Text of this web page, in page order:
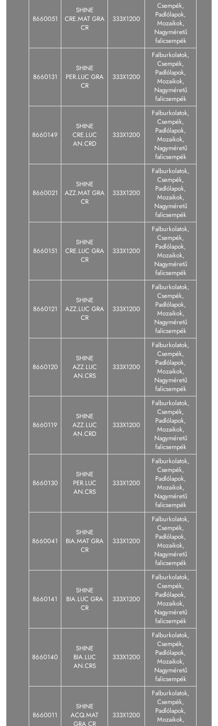
8660051
SHINE
CRE.MAT GRA
CR
333X1200
Csempék,
Padlólapok,
Mozaikok,
Nagyméretű
falicsempék
8660131
SHINE
PER.LUC GRA
CR
333X1200
Falburkolatok,
Csempék,
Padlólapok,
Mozaikok,
Nagyméretű
falicsempék
8660149
SHINE
CRE.LUC
AN.CRD
333X1200
Falburkolatok,
Csempék,
Padlólapok,
Mozaikok,
Nagyméretű
falicsempék
8660021
SHINE
AZZ.MAT GRA
CR
333X1200
Falburkolatok,
Csempék,
Padlólapok,
Mozaikok,
Nagyméretű
falicsempék
8660151
SHINE
CRE.LUC GRA
CR
333X1200
Falburkolatok,
Csempék,
Padlólapok,
Mozaikok,
Nagyméretű
falicsempék
8660121
SHINE
AZZ.LUC GRA
CR
333X1200
Falburkolatok,
Csempék,
Padlólapok,
Mozaikok,
Nagyméretű
falicsempék
8660120
SHINE
AZZ.LUC
AN.CRS
333X1200
Falburkolatok,
Csempék,
Padlólapok,
Mozaikok,
Nagyméretű
falicsempék
8660119
SHINE
AZZ.LUC
AN.CRD
333X1200
Falburkolatok,
Csempék,
Padlólapok,
Mozaikok,
Nagyméretű
falicsempék
8660130
SHINE
PER.LUC
AN.CRS
333X1200
Falburkolatok,
Csempék,
Padlólapok,
Mozaikok,
Nagyméretű
falicsempék
8660041
SHINE
BIA.MAT GRA
CR
333X1200
Falburkolatok,
Csempék,
Padlólapok,
Mozaikok,
Nagyméretű
falicsempék
8660141
SHINE
BIA.LUC GRA
CR
333X1200
Falburkolatok,
Csempék,
Padlólapok,
Mozaikok,
Nagyméretű
falicsempék
8660140
SHINE
BIA.LUC
AN.CRS
333X1200
Falburkolatok,
Csempék,
Padlólapok,
Mozaikok,
Nagyméretű
falicsempék
8660011
SHINE
ACQ.MAT
GRA CR
333X1200
Falburkolatok,
Csempék,
Padlólapok,
Mozaikok,